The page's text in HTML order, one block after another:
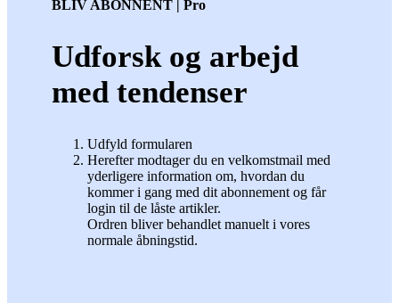
BLIV ABONNENT | Pro
Udforsk og arbejd
med tendenser
Udfyld formularen
Herefter modtager du en velkomstmail med
yderligere information om, hvordan du
kommer i gang med dit abonnement og får
login til de låste artikler.
Ordren bliver behandlet manuelt i vores
normale åbningstid.